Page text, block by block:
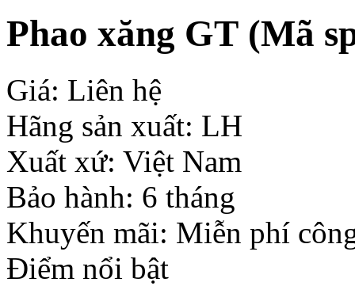
Phao xăng GT (Mã
Giá: Liên hệ
Hãng sản xuất: LH
Xuất xứ: Việt Nam
Bảo hành: 6 tháng
Khuyến mãi: Miễn phí
Điểm nổi bật